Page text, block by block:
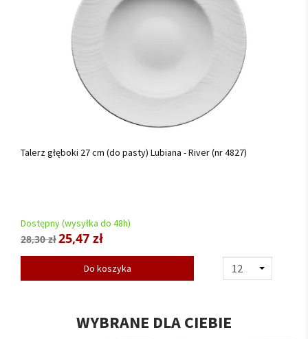
Talerz głęboki 27 cm (do pasty) Lubiana - River (nr 4827)
Dostępny (wysyłka do 48h)
28,30 zł25,47 zł
Do koszyka
WYBRANE DLA CIEBIE